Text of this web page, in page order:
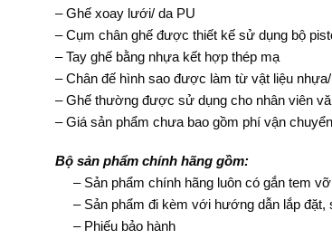
– Ghế xoay lưới/ da PU
– Cụm chân ghế được thiết kế sử dụng bộ
– Tay ghế bằng nhựa kết hợp thép mạ
– Chân đế hình sao được làm từ vật liệu
– Ghế thường được sử dụng cho nhân viên
– Giá sản phẩm chưa bao gồm phí vận
Bộ sản phẩm chính hãng gồm:
– Sản phẩm chính hãng luôn có gắn tem
– Sản phẩm đi kèm với hướng dẫn lắp đặt,
– Phiếu bảo hành